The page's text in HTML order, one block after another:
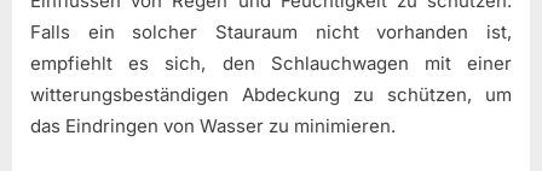
Falls ein solcher Stauraum nicht vorhanden ist,
empfiehlt es sich, den Schlauchwagen mit einer
witterungsbeständigen Abdeckung zu schützen, um
das Eindringen von Wasser zu minimieren.